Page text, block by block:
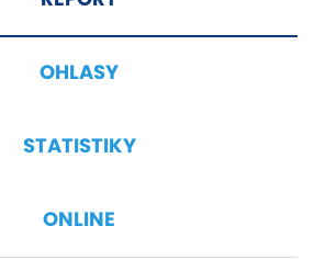
OHLASY
STATISTIKY
ONLINE